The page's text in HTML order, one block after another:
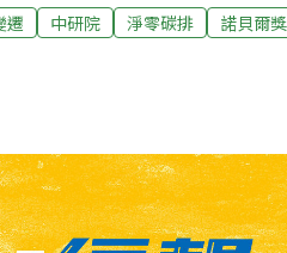
主題為「我們的星球，我們的
如何因應氣候變遷、生物多樣
系統等，但卻面臨土地資源有
家及航空業、重工業等領域，
要達到淨零排放的關鍵是「碳
氧化碳形成等3
遷 中研院 淨零碳排 諾貝爾獎